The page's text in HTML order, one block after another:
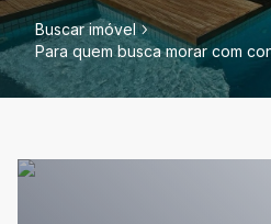
Buscar imóvel
Para quem busca morar com